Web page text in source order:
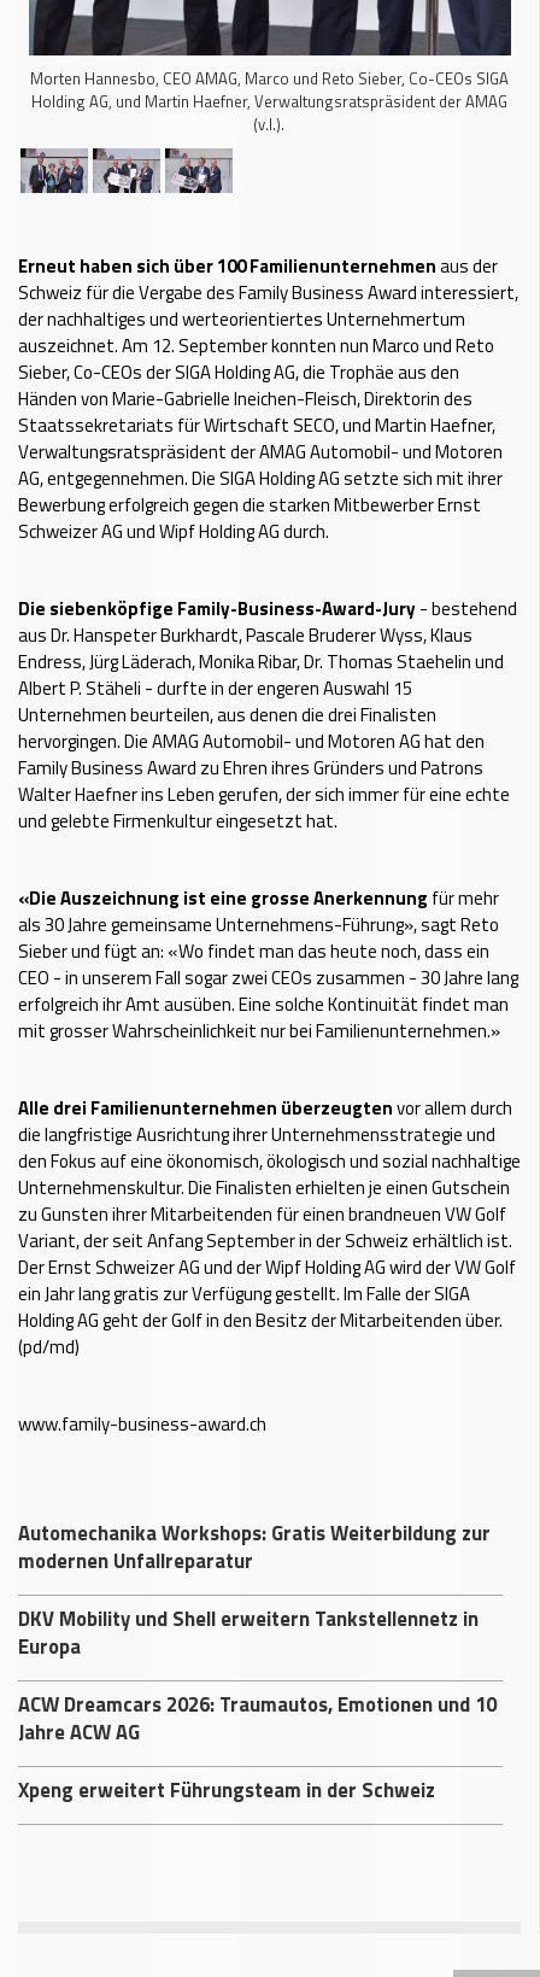
Morten Hannesbo, CEO AMAG, Marco und Reto Sieber, Co-CEOs SIGA
Holding AG, und Martin Haefner, Verwaltungsratspräsident der AMAG
(v.l.).
Erneut haben sich über 100 Familienunternehmenaus der
Schweiz für die Vergabe des Family Business Award interessiert,
der nachhaltiges und werteorientiertes Unternehmertum
auszeichnet. Am 12. September konnten nun Marco und Reto
Sieber, Co-CEOs der SIGA Holding AG, die Trophäe aus den
Händen von Marie-Gabrielle Ineichen-Fleisch, Direktorin des
Staatssekretariats für Wirtschaft SECO, und Martin Haefner,
Verwaltungsratspräsident der AMAG Automobil- und Motoren
AG, entgegennehmen. Die SIGA Holding AG setzte sich mit ihrer
Bewerbung erfolgreich gegen die starken Mitbewerber Ernst
Schweizer AG und Wipf Holding AG durch.
Die siebenköpfige Family-Business-Award-Jury- bestehend
aus Dr. Hanspeter Burkhardt, Pascale Bruderer Wyss, Klaus
Endress, Jürg Läderach, Monika Ribar, Dr. Thomas Staehelin und
Albert P. Stäheli - durfte in der engeren Auswahl 15
Unternehmen beurteilen, aus denen die drei Finalisten
hervorgingen. Die AMAG Automobil- und Motoren AG hat den
Family Business Award zu Ehren ihres Gründers und Patrons
Walter Haefner ins Leben gerufen, der sich immer für eine echte
und gelebte Firmenkultur eingesetzt hat.
«Die Auszeichnung ist eine grosse Anerkennung für mehr
als 30 Jahre gemeinsame Unternehmens-Führung», sagt Reto
Sieber und fügt an: «Wo findet man das heute noch, dass ein
CEO - in unserem Fall sogar zwei CEOs zusammen - 30 Jahre lang
erfolgreich ihr Amt ausüben. Eine solche Kontinuität findet man
mit grosser Wahrscheinlichkeit nur bei Familienunternehmen.»
Alle drei Familienunternehmen überzeugtenvor allem durch
die langfristige Ausrichtung ihrer Unternehmensstrategie und
den Fokus auf eine ökonomisch, ökologisch und sozial nachhaltige
Unternehmenskultur. Die Finalisten erhielten je einen Gutschein
zu Gunsten ihrer Mitarbeitenden für einen brandneuen VW Golf
Variant, der seit Anfang September in der Schweiz erhältlich ist.
Der Ernst Schweizer AG und der Wipf Holding AG wird der VW Golf
ein Jahr lang gratis zur Verfügung gestellt. Im Falle der SIGA
Holding AG geht der Golf in den Besitz der Mitarbeitenden über.
(pd/md)
www.family-business-award.ch
Automechanika Workshops: Gratis Weiterbildung zur
modernen Unfallreparatur
DKV Mobility und Shell erweitern Tankstellennetz in
Europa
ACW Dreamcars 2026: Traumautos, Emotionen und 10
Jahre ACW AG
Xpeng erweitert Führungsteam in der Schweiz